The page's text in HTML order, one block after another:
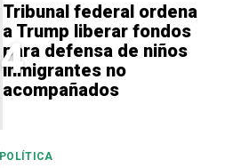
4
Tribunal federal ordena
a Trump liberar fondos
para defensa de niños
inmigrantes no
acompañados
POLÍTICA